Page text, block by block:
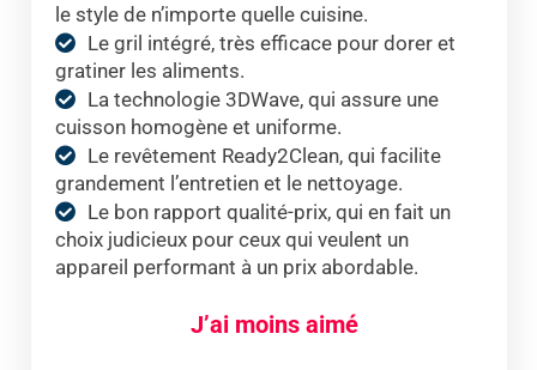
le style de n’importe quelle cuisine.
Le gril intégré, très efficace pour dorer et
gratiner les aliments.
La technologie 3DWave, qui assure une
cuisson homogène et uniforme.
Le revêtement Ready2Clean, qui facilite
grandement l’entretien et le nettoyage.
Le bon rapport qualité-prix, qui en fait un
choix judicieux pour ceux qui veulent un
appareil performant à un prix abordable.
J’ai moins aimé